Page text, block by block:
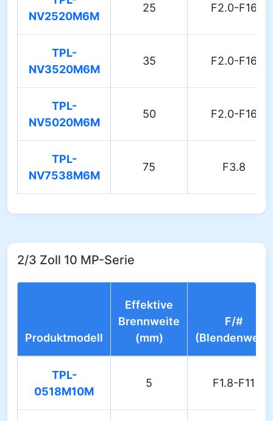
NV2520M6M
25 F2.0-F16
TPL-
NV3520M6M
35 F2.0-F16
TPL-
NV5020M6M
50 F2.0-F16
TPL-
NV7538M6M
75 F3.8
2/3 Zoll 10 MP-Serie
Produktmodell
Effektive
Brennweite
(mm)
F/#
(Blendenwert)
TPL-
0518M10M
5 F1.8-F11